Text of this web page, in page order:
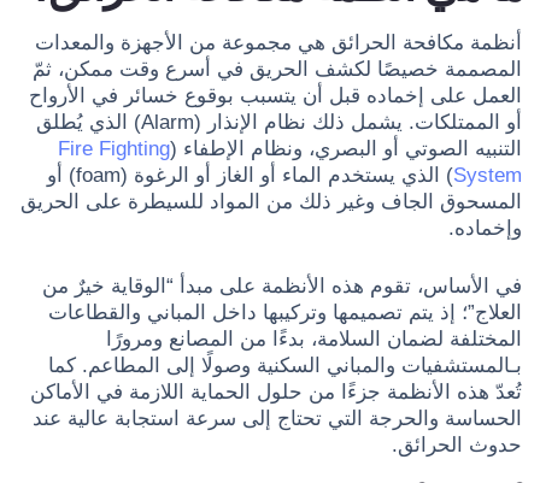
أنظمة مكافحة الحرائق هي مجموعة من الأجهزة والمعدات
المصممة خصيصًا لكشف الحريق في أسرع وقت ممكن، ثمّ
العمل على إخماده قبل أن يتسبب بوقوع خسائر في الأرواح
أو الممتلكات. يشمل ذلك نظام الإنذار (Alarm) الذي يُطلق
التنبيه الصوتي أو البصري، ونظام الإطفاء (Fire Fighting
System
) الذي يستخدم الماء أو الغاز أو الرغوة (foam) أو
المسحوق الجاف وغير ذلك من المواد للسيطرة على الحريق
وإخماده.
في الأساس، تقوم هذه الأنظمة على مبدأ “الوقاية خيرٌ من
العلاج”؛ إذ يتم تصميمها وتركيبها داخل المباني والقطاعات
المختلفة لضمان السلامة، بدءًا من المصانع ومرورًا
بـالمستشفيات والمباني السكنية وصولًا إلى المطاعم. كما
تُعدّ هذه الأنظمة جزءًا من حلول الحماية اللازمة في الأماكن
الحساسة والحرجة التي تحتاج إلى سرعة استجابة عالية عند
حدوث الحرائق.